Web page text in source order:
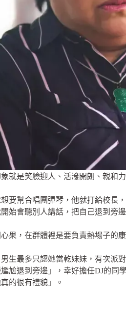
就是笑臉迎人、活潑開朗、親和
要幫合唱團彈琴，他就打給校長
始會聽別人講話，把自己退到旁邊
果，在群體裡是要負責熱場子的康
生最多只認她當乾妹妹，有次派
尬退到旁邊」，幸好擔任DJ的
的很有禮貌」。